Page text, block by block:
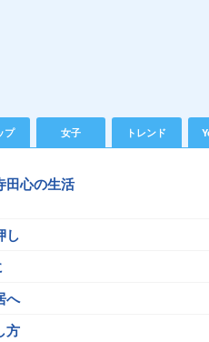
プ 女子 トレンド
心の生活
し
へ
方